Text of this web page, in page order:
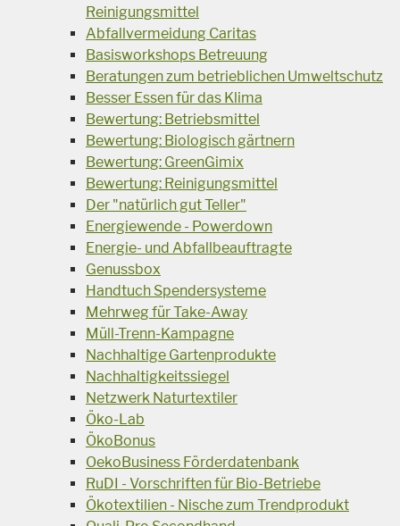
Reinigungsmittel
Abfallvermeidung Caritas
Basisworkshops Betreuung
Beratungen zum betrieblichen Umweltschutz
Besser Essen für das Klima
Bewertung: Betriebsmittel
Bewertung: Biologisch gärtnern
Bewertung: GreenGimix
Bewertung: Reinigungsmittel
Der "natürlich gut Teller"
Energiewende - Powerdown
Energie- und Abfallbeauftragte
Genussbox
Handtuch Spendersysteme
Mehrweg für Take-Away
Müll-Trenn-Kampagne
Nachhaltige Gartenprodukte
Nachhaltigkeitssiegel
Netzwerk Naturtextiler
Öko-Lab
ÖkoBonus
OekoBusiness Förderdatenbank
RuDI - Vorschriften für Bio-Betriebe
Ökotextilien - Nische zum Trendprodukt